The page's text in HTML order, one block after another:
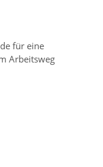
für eine
Arbeitsweg